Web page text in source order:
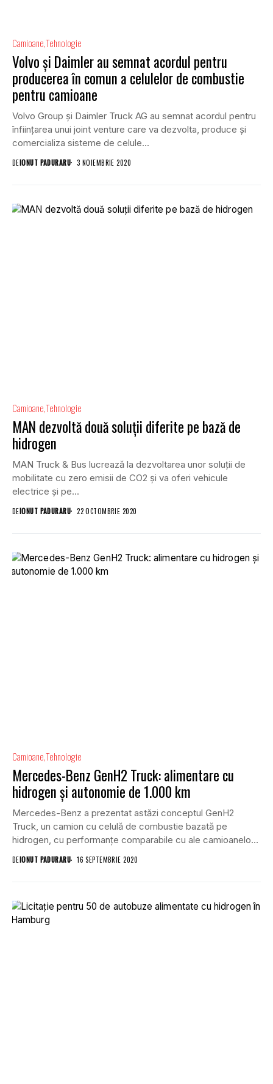
CamioaneTehnologie
Volvo și Daimler au semnat acordul pentru
producerea în comun a celulelor de combustie
pentru camioane
Volvo Group și Daimler Truck AG au semnat acordul pentru
înființarea unui joint venture care va dezvolta, produce și
comercializa sisteme de celule...
DEIONUT PADURARU 3 NOIEMBRIE 2020
CamioaneTehnologie
MAN dezvoltă două soluții diferite pe bază de
hidrogen
MAN Truck & Bus lucrează la dezvoltarea unor soluții de
mobilitate cu zero emisii de CO2 și va oferi vehicule
electrice și pe...
DEIONUT PADURARU 22 OCTOMBRIE 2020
CamioaneTehnologie
Mercedes-Benz GenH2 Truck: alimentare cu
hidrogen și autonomie de 1.000 km
Mercedes-Benz a prezentat astăzi conceptul GenH2
Truck, un camion cu celulă de combustie bazată pe
hidrogen, cu performanțe comparabile cu ale camioanelor
diesel...
DEIONUT PADURARU 16 SEPTEMBRIE 2020